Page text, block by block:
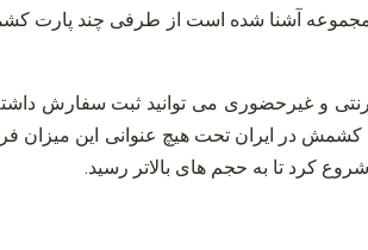
آشنا شده است از طرفی چند پارت
کارخانه‌ های کشمش در ایران تحت هیچ عنوانی
کرد تا به حجم‌ های بالاتر رسید.